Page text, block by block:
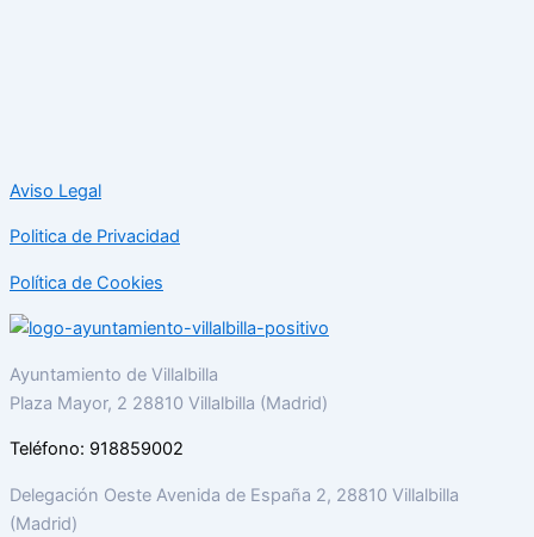
Aviso Legal
Politica de Privacidad
Política de Cookies
Ayuntamiento de Villalbilla
Plaza Mayor, 2 28810 Villalbilla (Madrid)
Teléfono: 918859002
Delegación Oeste Avenida de España 2, 28810 Villalbilla
(Madrid)